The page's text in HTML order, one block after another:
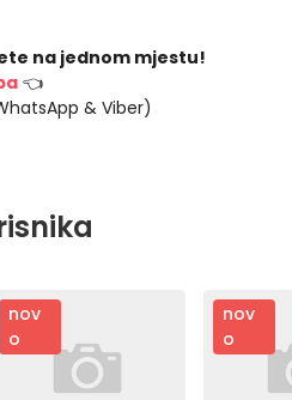
na jednom mjestu!
👈
& Viber)
nov
o
nov
o